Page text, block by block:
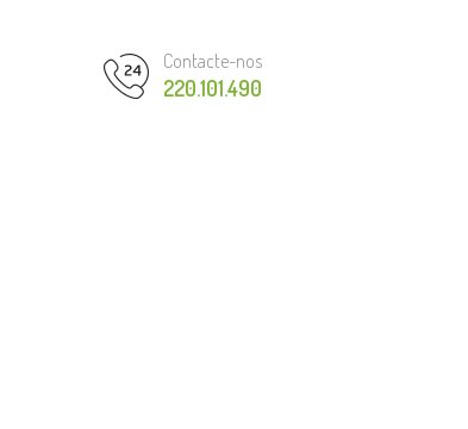
Contacte-nos
220.101.490